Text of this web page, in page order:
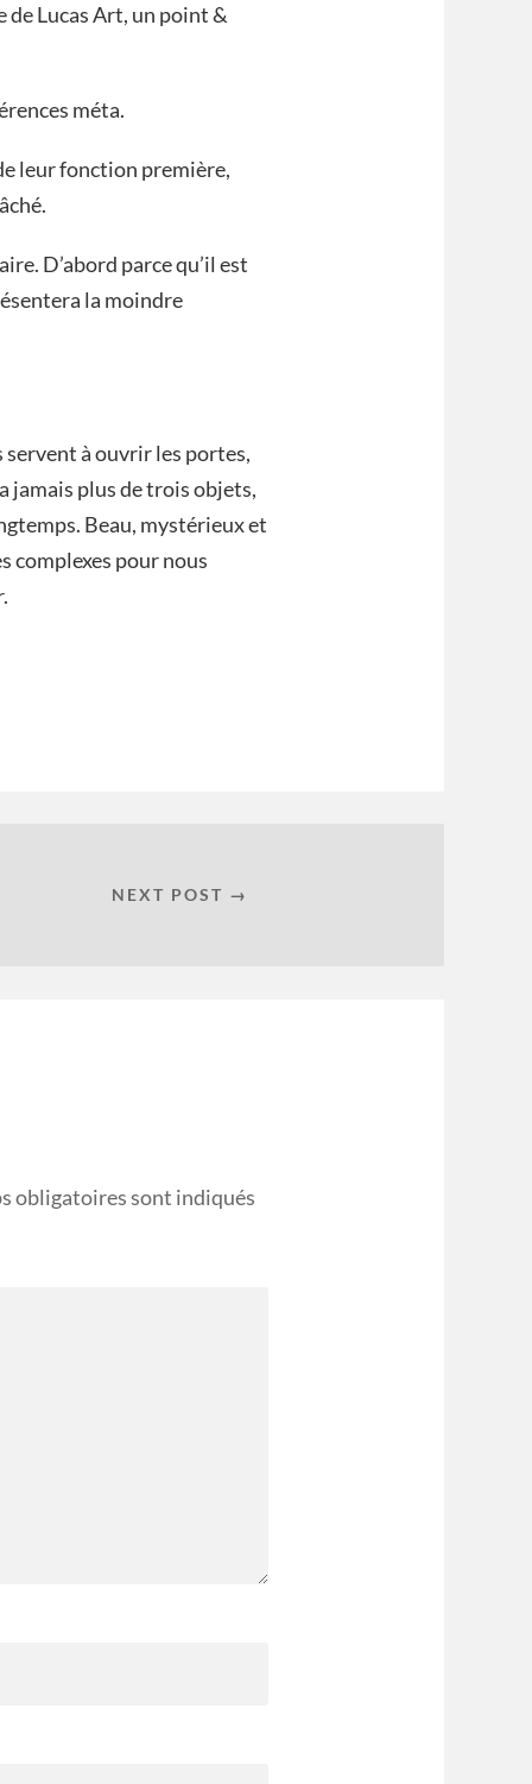
de Lucas Art, un point &
méta.
leur fonction première,
D’abord parce qu’il est
la moindre
servent à ouvrir les portes,
jamais plus de trois objets,
Beau, mystérieux et
complexes pour nous
NEXT POST →
obligatoires sont indiqués